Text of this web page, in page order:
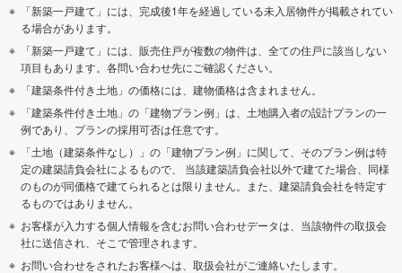
「新築一戸建て」には、完成後1年を経過している未入居物件が掲載されてい
る場合があります。
「新築一戸建て」には、販売住戸が複数の物件は、全ての住戸に該当しない
項目もあります。各問い合わせ先にご確認ください。
「建築条件付き土地」の価格には、建物価格は含まれません。
「建築条件付き土地」の「建物プラン例」は、土地購入者の設計プランの一
例であり、プランの採用可否は任意です。
「土地（建築条件なし）」の「建物プラン例」に関して、そのプラン例は特
定の建築請負会社によるもので、 当該建築請負会社以外で建てた場合、同様
のものが同価格で建てられるとは限りません。また、建築請負会社を特定す
るものではありません。
お客様が入力する個人情報を含むお問い合わせデータは、当該物件の取扱会
社に送信され、そこで管理されます。
お問い合わせをされたお客様へは、取扱会社がご連絡いたします。